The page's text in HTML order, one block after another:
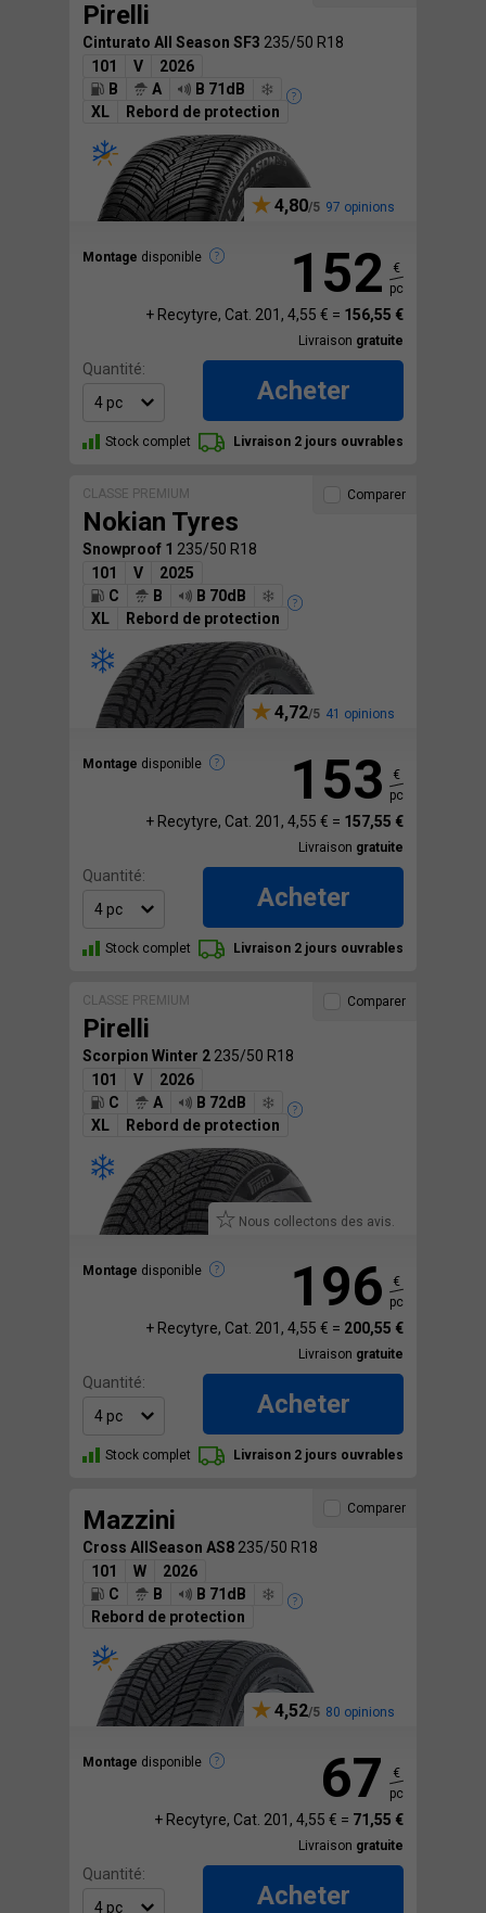
Pirelli
Cinturato All Season SF3 235/50 R18
101
V
2026
B
A
B 71dB
XL
Rebord de protection
4,80 97 opinions
Montage disponible 152
€
pc
+ Recytyre, Cat. 201, 4,55 € = 156,55 €
Livraison gratuite
Quantité:
Acheter
Stock complet Livraison 2 jours ouvrables
CLASSE PREMIUM
Nokian Tyres
Snowproof 1 235/50 R18
101
V
2025
C
B
B 70dB
XL
Rebord de protection
4,72 41 opinions
Montage disponible
Comparer
153
€
pc
+ Recytyre, Cat. 201, 4,55 € = 157,55 €
Livraison gratuite
Quantité:
Acheter
Stock complet Livraison 2 jours ouvrables
CLASSE PREMIUM
Pirelli
Scorpion Winter 2 235/50 R18
101
V
2026
C
A
B 72dB
XL
Rebord de protection
Nous collectons des avis.
Montage disponible
Comparer
196
€
pc
+ Recytyre, Cat. 201, 4,55 € = 200,55 €
Livraison gratuite
Quantité:
Acheter
Stock complet Livraison 2 jours ouvrables
Mazzini
Cross AllSeason AS8 235/50 R18
101
W
2026
C
B
B 71dB
Rebord de protection
4,52 80 opinions
Montage disponible
Comparer
67
€
pc
+ Recytyre, Cat. 201, 4,55 € = 71,55 €
Livraison gratuite
Quantité:
Acheter